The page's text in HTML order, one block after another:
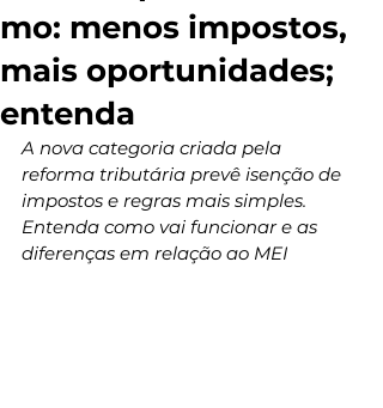
mo: menos impostos,
mais oportunidades;
entenda
A nova categoria criada pela
reforma tributária prevê isenção de
impostos e regras mais simples.
Entenda como vai funcionar e as
diferenças em relação ao MEI